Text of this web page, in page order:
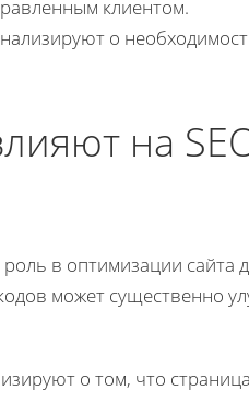
клиентом.
о
на
в оптимизации сайта
может существенно
о том, что